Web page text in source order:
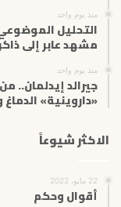
منذ يوم واحد
التحليل
مشهد عابر إلى
منذ يوم واحد
جيرالد إيدلمان..
«داروينية»
الاكثر شيوعاً
22 مايو، 2022
أقوال وحكم